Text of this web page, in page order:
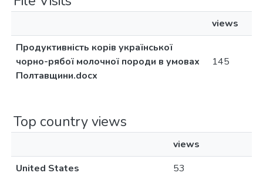
views
Продуктивність корів української
чорно-рябої молочної породи в умовах
Полтавщини.docx
145
Top country views
views
United States
53